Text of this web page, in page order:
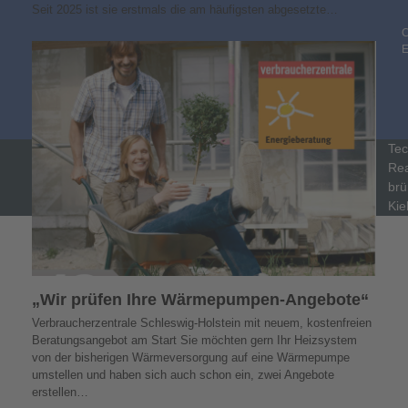
Seit 2025 ist sie erstmals die am häufigsten abgesetzte…
„Wir prüfen Ihre Wärmepumpen-Angebote“
Verbraucherzentrale Schleswig-Holstein mit neuem, kostenfreien
Beratungsangebot am Start Sie möchten gern Ihr Heizsystem
von der bisherigen Wärmeversorgung auf eine Wärmepumpe
umstellen und haben sich auch schon ein, zwei Angebote
erstellen…
Kiel